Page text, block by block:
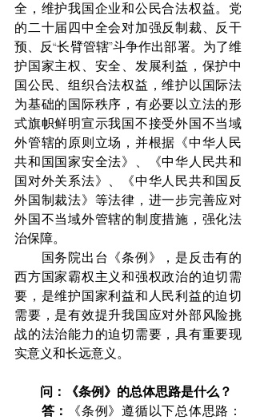
全，维护我国企业和公民合法权益。党
的二十届四中全会对加强反制裁、反干
预、反“长臂管辖”斗争作出部署。为了维
护国家主权、安全、发展利益，保护中
国公民、组织合法权益，维护以国际法
为基础的国际秩序，有必要以立法的形
式旗帜鲜明宣示我国不接受外国不当域
外管辖的原则立场，并根据《中华人民
共和国国家安全法》、《中华人民共和
国对外关系法》、《中华人民共和国反
外国制裁法》等法律，进一步完善应对
外国不当域外管辖的制度措施，强化法
治保障。
国务院出台《条例》，是反击有的
西方国家霸权主义和强权政治的迫切需
要，是维护国家利益和人民利益的迫切
需要，是有效提升我国应对外部风险挑
战的法治能力的迫切需要，具有重要现
实意义和长远意义。
问：《条例》的总体思路是什么？
答：
《条例》遵循以下总体思路：